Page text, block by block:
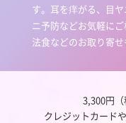
す。耳を痒がる、目
ニ予防などお気軽に
法食などのお取り寄せ
3,300円
クレジットカード